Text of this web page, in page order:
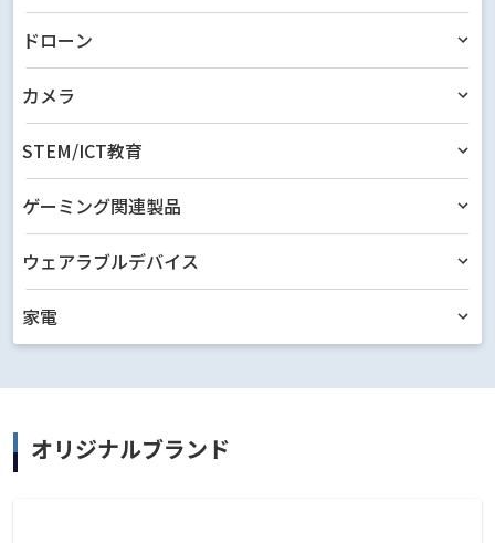
ドローン
カメラ
STEM/ICT教育
ゲーミング関連製品
ウェアラブルデバイス
家電
オリジナルブランド